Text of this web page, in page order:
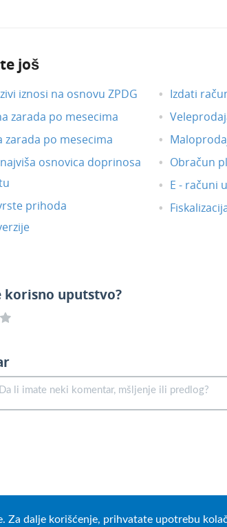
Za dalje korišćenje, prihvatate upotrebu
još
iznosi na osnovu ZPDG
zarada po mesecima
zarada po mesecima
osnovica doprinosa
prihoda
Izdati
Obračun
E - računi
korisno uputstvo?